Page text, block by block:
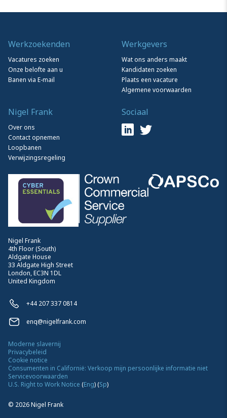
Nigel Frank
4th Floor (South)
Aldgate House
33 Aldgate High Street
London, EC3N 1DL
United Kingdom
+44 207 337 0814
enq@nigelfrank.com
Werkzoekenden
Vacatures zoeken
Onze belofte aan u
Banen via E-mail
Werkgevers
Wat ons anders maakt
Kandidaten zoeken
Plaats een vacature
Algemene voorwaarden
Nigel Frank
Over ons
Contact opnemen
Loopbanen
Verwijzingsregeling
Sociaal
© 2026Nigel Frank
Moderne slavernij
Privacybeleid
Cookie notice
Consumenten in Californië: Verkoop mijn persoonlijke informatie niet
Servicevoorwaarden
U.S. Right to Work Notice (Eng)(Sp)